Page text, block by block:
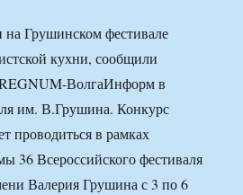
на Грушинском фестивале
кухни, сообщили
ВолгаИнформ в
им. В.Грушина. Конкурс
проводиться в рамках
36 Всероссийского фестиваля
Валерия Грушина с 3 по 6